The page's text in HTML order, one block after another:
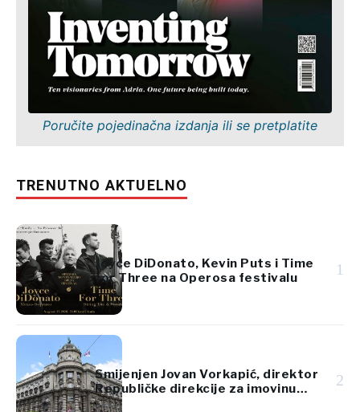
Poručite pojedinačna izdanja ili se pretplatite
TRENUTNO AKTUELNO
Joyce DiDonato, Kevin Puts i Time
for Three na Operosa festivalu
1
Smijenjen Jovan Vorkapić, direktor
Republičke direkcije za imovinu
Srbije
2